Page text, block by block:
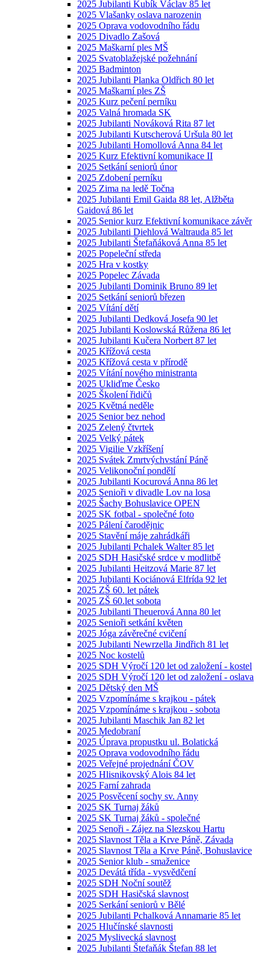
2025 Jubilanti Kubík Václav 85 let
2025 Vlašanky oslava narozenin
2025 Oprava vodovodního řádu
2025 Divadlo Zašová
2025 Maškarní ples MŠ
2025 Svatoblažejské požehnání
2025 Badminton
2025 Jubilanti Planka Oldřich 80 let
2025 Maškarní ples ZŠ
2025 Kurz pečení perníku
2025 Valná hromada SK
2025 Jubilanti Nováková Rita 87 let
2025 Jubilanti Kutscherová Uršula 80 let
2025 Jubilanti Homollová Anna 84 let
2025 Kurz Efektivní komunikace II
2025 Setkání seniorů únor
2025 Zdobení perníku
2025 Zima na ledě Točna
2025 Jubilanti Emil Gaida 88 let, Alžběta
Gaidová 86 let
2025 Senior kurz Efektivní komunikace závěr
2025 Jubilanti Diehlová Waltrauda 85 let
2025 Jubilanti Štefaňáková Anna 85 let
2025 Popeleční středa
2025 Hra v kostky
2025 Popelec Závada
2025 Jubilanti Dominik Bruno 89 let
2025 Setkání seniorů březen
2025 Vítání dětí
2025 Jubilanti Dedková Josefa 90 let
2025 Jubilanti Koslowská Růžena 86 let
2025 Jubilanti Kučera Norbert 87 let
2025 Křížová cesta
2025 Křížová cesta v přírodě
2025 Vítání nového ministranta
2025 Ukliďme Česko
2025 Školení řidičů
2025 Květná neděle
2025 Senior bez nehod
2025 Zelený čtvrtek
2025 Velký pátek
2025 Vigilie Vzkříšení
2025 Svátek Zmrtvýchvstání Páně
2025 Velikonoční pondělí
2025 Jubilanti Kocurová Anna 86 let
2025 Senioři v divadle Lov na losa
2025 Šachy Bohuslavice OPEN
2025 SK fotbal - společné foto
2025 Pálení čarodějnic
2025 Stavění máje zahrádkáři
2025 Jubilanti Pchalek Walter 85 let
2025 SDH Hasičské srdce v modlitbě
2025 Jubilanti Heitzová Marie 87 let
2025 Jubilanti Kociánová Elfrída 92 let
2025 ZŠ 60. let pátek
2025 ZŠ 60.let sobota
2025 Jubilanti Theuerová Anna 80 let
2025 Senioři setkání květen
2025 Jóga závěrečné cvičení
2025 Jubilanti Newrzella Jindřich 81 let
2025 Noc kostelů
2025 SDH Výročí 120 let od založení - kostel
2025 SDH Výročí 120 let od založení - oslava
2025 Dětský den MŠ
2025 Vzpomínáme s krajkou - pátek
2025 Vzpomínáme s krajkou - sobota
2025 Jubilanti Maschik Jan 82 let
2025 Medobraní
2025 Úprava propustku ul. Bolatická
2025 Oprava vodovodního řádu
2025 Veřejné projednání ČOV
2025 Hlisnikovský Alois 84 let
2025 Farní zahrada
2025 Posvěcení sochy sv. Anny
2025 SK Turnaj žáků
2025 SK Turnaj žáků - společné
2025 Senoři - Zájez na Slezskou Hartu
2025 Slavnost Těla a Krve Páně, Závada
2025 Slavnost Těla a Krve Páně, Bohuslavice
2025 Senior klub - smaženice
2025 Devátá třída - vysvědčení
2025 SDH Noční soutěž
2025 SDH Hasičská slavnost
2025 Serkání seniorů v Bělé
2025 Jubilanti Pchalková Annamarie 85 let
2025 Hlučínské slavnosti
2025 Myslivecká slavnost
2025 Jubilanti Štefaňák Štefan 88 let